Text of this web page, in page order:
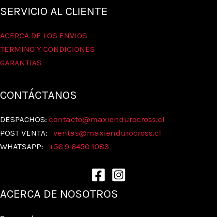
SERVICIO AL CLIENTE
ACERCA DE LOS ENVIOS
TERMINO Y CONDICIONES
GARANTIAS
CONTÁCTANOS
DESPACHOS: contacto@maxiendurocross.cl
POST VENTA: ventas@maxiendurocross.cl
WHATSAPP: +56 9 6450 1083
ACERCA DE NOSOTROS